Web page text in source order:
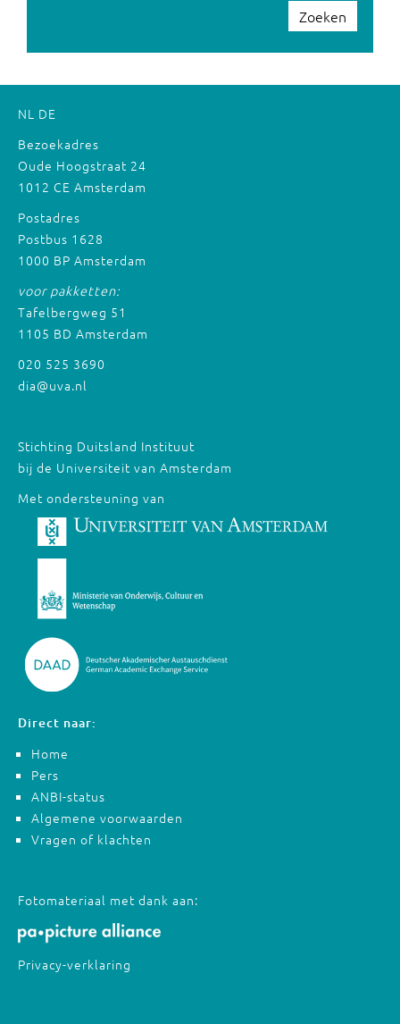
Zoeken
NL DE
Bezoekadres
Oude Hoogstraat 24
1012 CE Amsterdam
Postadres
Postbus 1628
1000 BP Amsterdam
voor pakketten:
Tafelbergweg 51
1105 BD Amsterdam
020 525 3690
dia@uva.nl
Stichting Duitsland Instituut
bij de Universiteit van Amsterdam
Met ondersteuning van
Direct naar:
Home
Pers
ANBI-status
Algemene voorwaarden
Vragen of klachten
Fotomateriaal met dank aan:
Privacy-verklaring